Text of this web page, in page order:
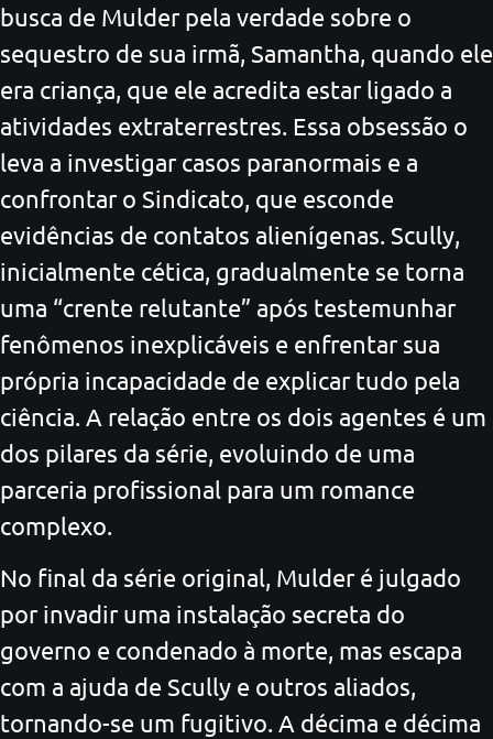
busca de Mulder pela verdade sobre o
sequestro de sua irmã, Samantha, quando ele
era criança, que ele acredita estar ligado a
atividades extraterrestres. Essa obsessão o
leva a investigar casos paranormais e a
confrontar o Sindicato, que esconde
evidências de contatos alienígenas. Scully,
inicialmente cética, gradualmente se torna
uma “crente relutante” após testemunhar
fenômenos inexplicáveis e enfrentar sua
própria incapacidade de explicar tudo pela
ciência. A relação entre os dois agentes é um
dos pilares da série, evoluindo de uma
parceria profissional para um romance
complexo.
No final da série original, Mulder é julgado
por invadir uma instalação secreta do
governo e condenado à morte, mas escapa
com a ajuda de Scully e outros aliados,
tornando-se um fugitivo. A décima e décima